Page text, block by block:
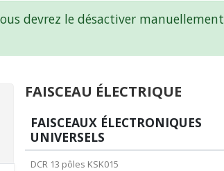
devrez le désactiver manuellement
FAISCEAU ÉLECTRIQUE
FAISCEAUX ÉLECTRONIQUES
UNIVERSELS
DCR 13 pôles KSK015